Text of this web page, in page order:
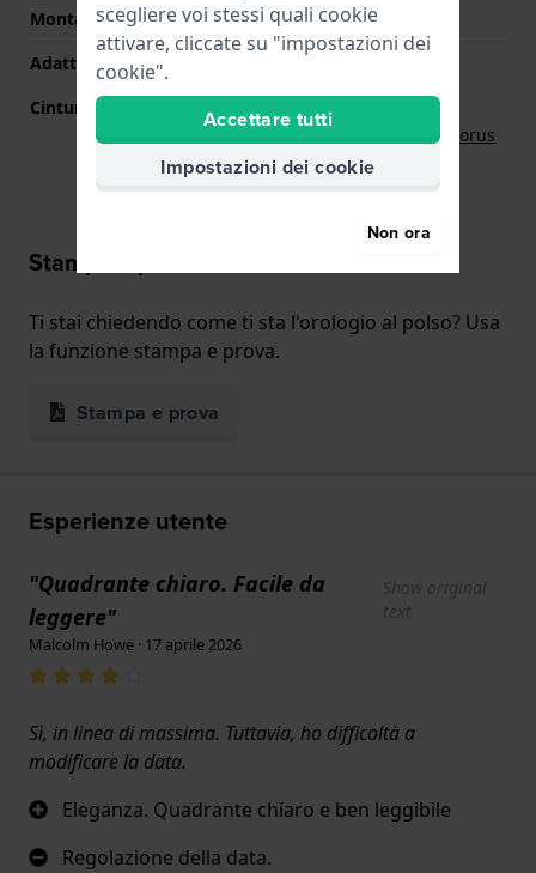
Montatura dritta
Si
Adatto ad un polso di
Cinturino originale
Cinturino Lorus
RB469X
Stampa e prova
Ti stai chiedendo come ti sta l'orologio al polso? Usa
la funzione stampa e prova.
Stampa e prova
Esperienze utente
"Quadrante chiaro. Facile da
leggere"
Show original
text
Malcolm Howe · 17 aprile 2026
Sì, in linea di massima. Tuttavia, ho difficoltà a
modificare la data.
Eleganza. Quadrante chiaro e ben leggibile
Regolazione della data.
scegliere voi stessi quali cookie
attivare, cliccate su "impostazioni dei
cookie".
Accettare tutti
Impostazioni dei cookie
Non ora